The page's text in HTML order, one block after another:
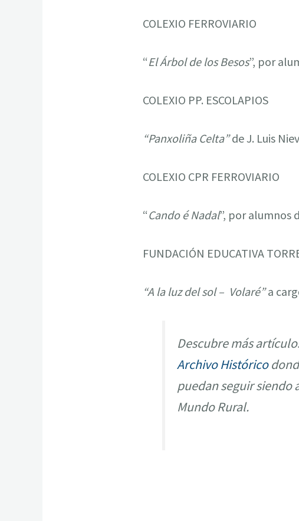
COLEXIO FERROVIARIO
“El Árbol de los Besos”, por
COLEXIO PP. ESCOLAPIOS
“Panxoliña Celta”de J. Luis
COLEXIO CPR FERROVIARIO
“Cando é Nadal”, por alumnos
FUNDACIÓN EDUCATIVA
“A la luz del sol – Volaré”a
Descubre más
Archivo Histórico
puedan seguir siendo
Mundo Rural.